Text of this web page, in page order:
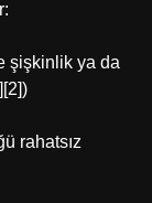
şişkinlik ya da
rahatsız